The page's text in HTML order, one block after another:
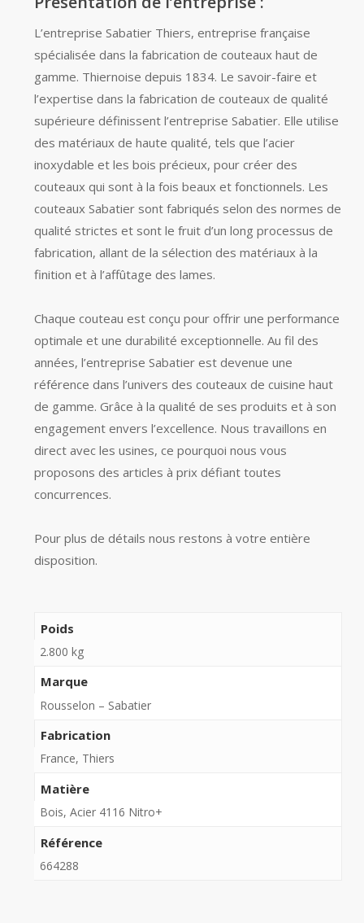
L’entreprise Sabatier Thiers, entreprise française
spécialisée dans la fabrication de couteaux haut de
gamme. Thiernoise depuis 1834. Le savoir-faire et
l’expertise dans la fabrication de couteaux de qualité
supérieure définissent l’entreprise Sabatier. Elle utilise
des matériaux de haute qualité, tels que l’acier
inoxydable et les bois précieux, pour créer des
couteaux qui sont à la fois beaux et fonctionnels. Les
couteaux Sabatier sont fabriqués selon des normes de
qualité strictes et sont le fruit d’un long processus de
fabrication, allant de la sélection des matériaux à la
finition et à l’affûtage des lames.
Chaque couteau est conçu pour offrir une performance
optimale et une durabilité exceptionnelle. Au fil des
années, l’entreprise Sabatier est devenue une
référence dans l’univers des couteaux de cuisine haut
de gamme. Grâce à la qualité de ses produits et à son
engagement envers l’excellence. Nous travaillons en
direct avec les usines, ce pourquoi nous vous
proposons des articles à prix défiant toutes
concurrences.
Pour plus de détails nous restons à votre entière
disposition.
Poids
2.800 kg
Marque
Rousselon – Sabatier
Fabrication
France, Thiers
Matière
Bois, Acier 4116 Nitro+
Référence
664288